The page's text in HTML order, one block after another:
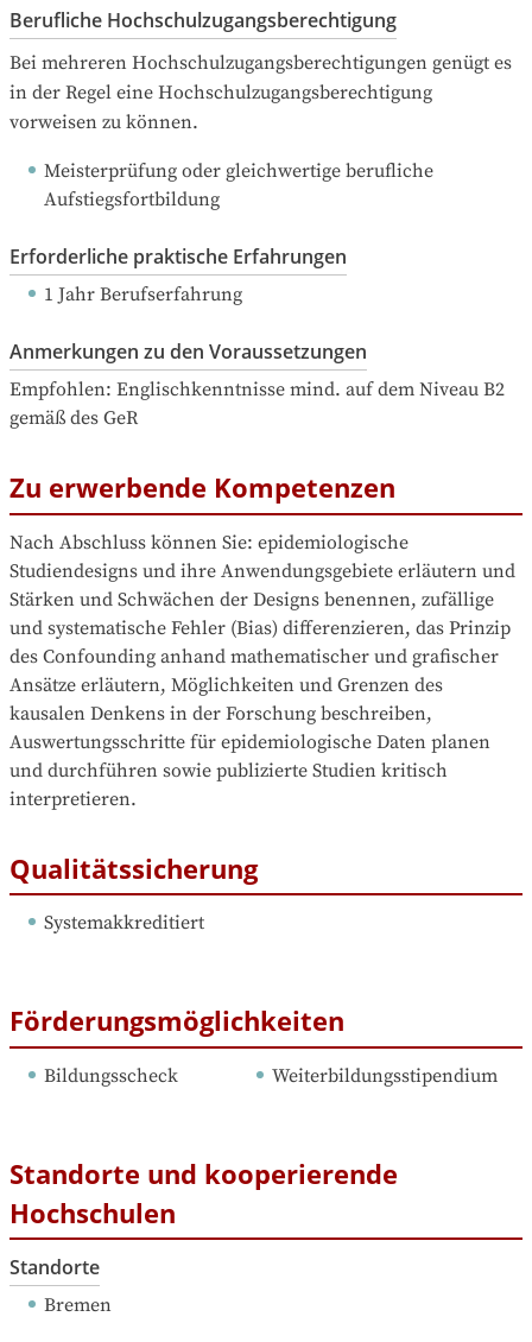
Berufliche Hochschulzugangsberechtigung
Bei mehreren Hochschulzugangsberechtigungen genügt es
in der Regel eine Hochschulzugangsberechtigung
vorweisen zu können.
Meisterprüfung oder gleichwertige berufliche
Aufstiegsfortbildung
Erforderliche praktische Erfahrungen
1 Jahr Berufserfahrung
Anmerkungen zu den Voraussetzungen
Empfohlen: Englischkenntnisse mind. auf dem Niveau B2
gemäß des GeR
Zu erwerbende Kompetenzen
Nach Abschluss können Sie: epidemiologische
Studiendesigns und ihre Anwendungsgebiete erläutern und
Stärken und Schwächen der Designs benennen, zufällige
und systematische Fehler (Bias) differenzieren, das Prinzip
des Confounding anhand mathematischer und grafischer
Ansätze erläutern, Möglichkeiten und Grenzen des
kausalen Denkens in der Forschung beschreiben,
Auswertungsschritte für epidemiologische Daten planen
und durchführen sowie publizierte Studien kritisch
interpretieren.
Qualitätssicherung
Systemakkreditiert
Förderungsmöglichkeiten
Bildungsscheck Weiterbildungsstipendium
Standorte und kooperierende
Hochschulen
Standorte
Bremen